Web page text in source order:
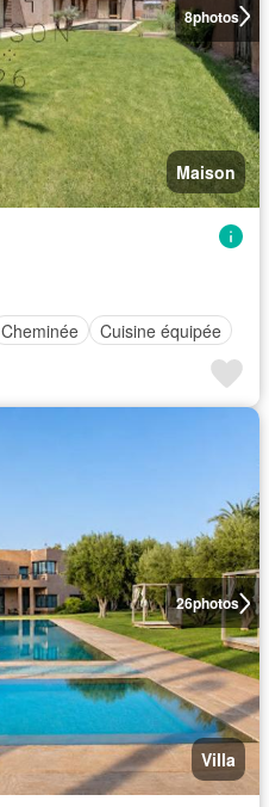
8photos
Maison
Cheminée Cuisine équipée
26photos
Villa